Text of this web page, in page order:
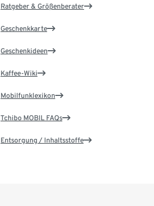
Ratgeber & Größenberater
Geschenkkarte
Geschenkideen
Kaffee-Wiki
Mobilfunklexikon
Tchibo MOBIL FAQs
Entsorgung / Inhaltsstoffe